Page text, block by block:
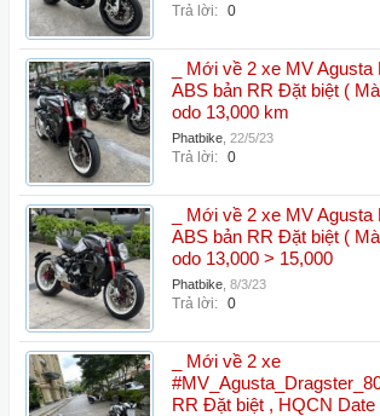
Trả lời: 0
_ Mới về 2 xe MV
ABS bản RR Đặt biệt (
odo 13,000 km
Phatbike 22/5/23
Trả lời: 0
_ Mới về 2 xe MV
ABS bản RR Đặt biệt (
odo 13,000 > 15,000
Phatbike 8/3/23
Trả lời: 0
_ Mới về 2 xe
RR Đặt biệt , HQCN Date